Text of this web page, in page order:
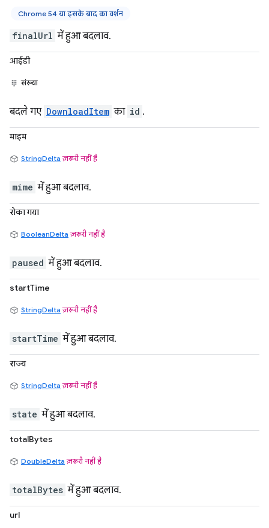
Chrome 54 या इसके बाद का वर्शन
finalUrl में हुआ बदलाव.
आईडी
संख्या
बदले गए DownloadItem का id .
माइम
StringDelta ज़रूरी नहीं है
mime में हुआ बदलाव.
रोका गया
BooleanDelta ज़रूरी नहीं है
paused में हुआ बदलाव.
startTime
StringDelta ज़रूरी नहीं है
startTime में हुआ बदलाव.
राज्य
StringDelta ज़रूरी नहीं है
state में हुआ बदलाव.
totalBytes
DoubleDelta ज़रूरी नहीं है
totalBytes में हुआ बदलाव.
url